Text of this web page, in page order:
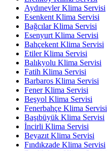
Aydınevler Klima Servisi
Esenkent Klima Servisi
Bağcılar Klima Servisi
Esenyurt Klima Servisi
Bahçekent Klima Servisi
Etiler Klima Servisi
Balıkyolu Klima Servisi
Fatih Klima Servisi
Barbaros Klima Servisi
Fener Klima Servisi
Beşyol Klima Servisi
Fenerbahçe Klima Servisi
Başıbüyük Klima Servisi
İncirli Klima Servisi
Beyazıt Klima Servisi
Fındıkzade Klima Servisi